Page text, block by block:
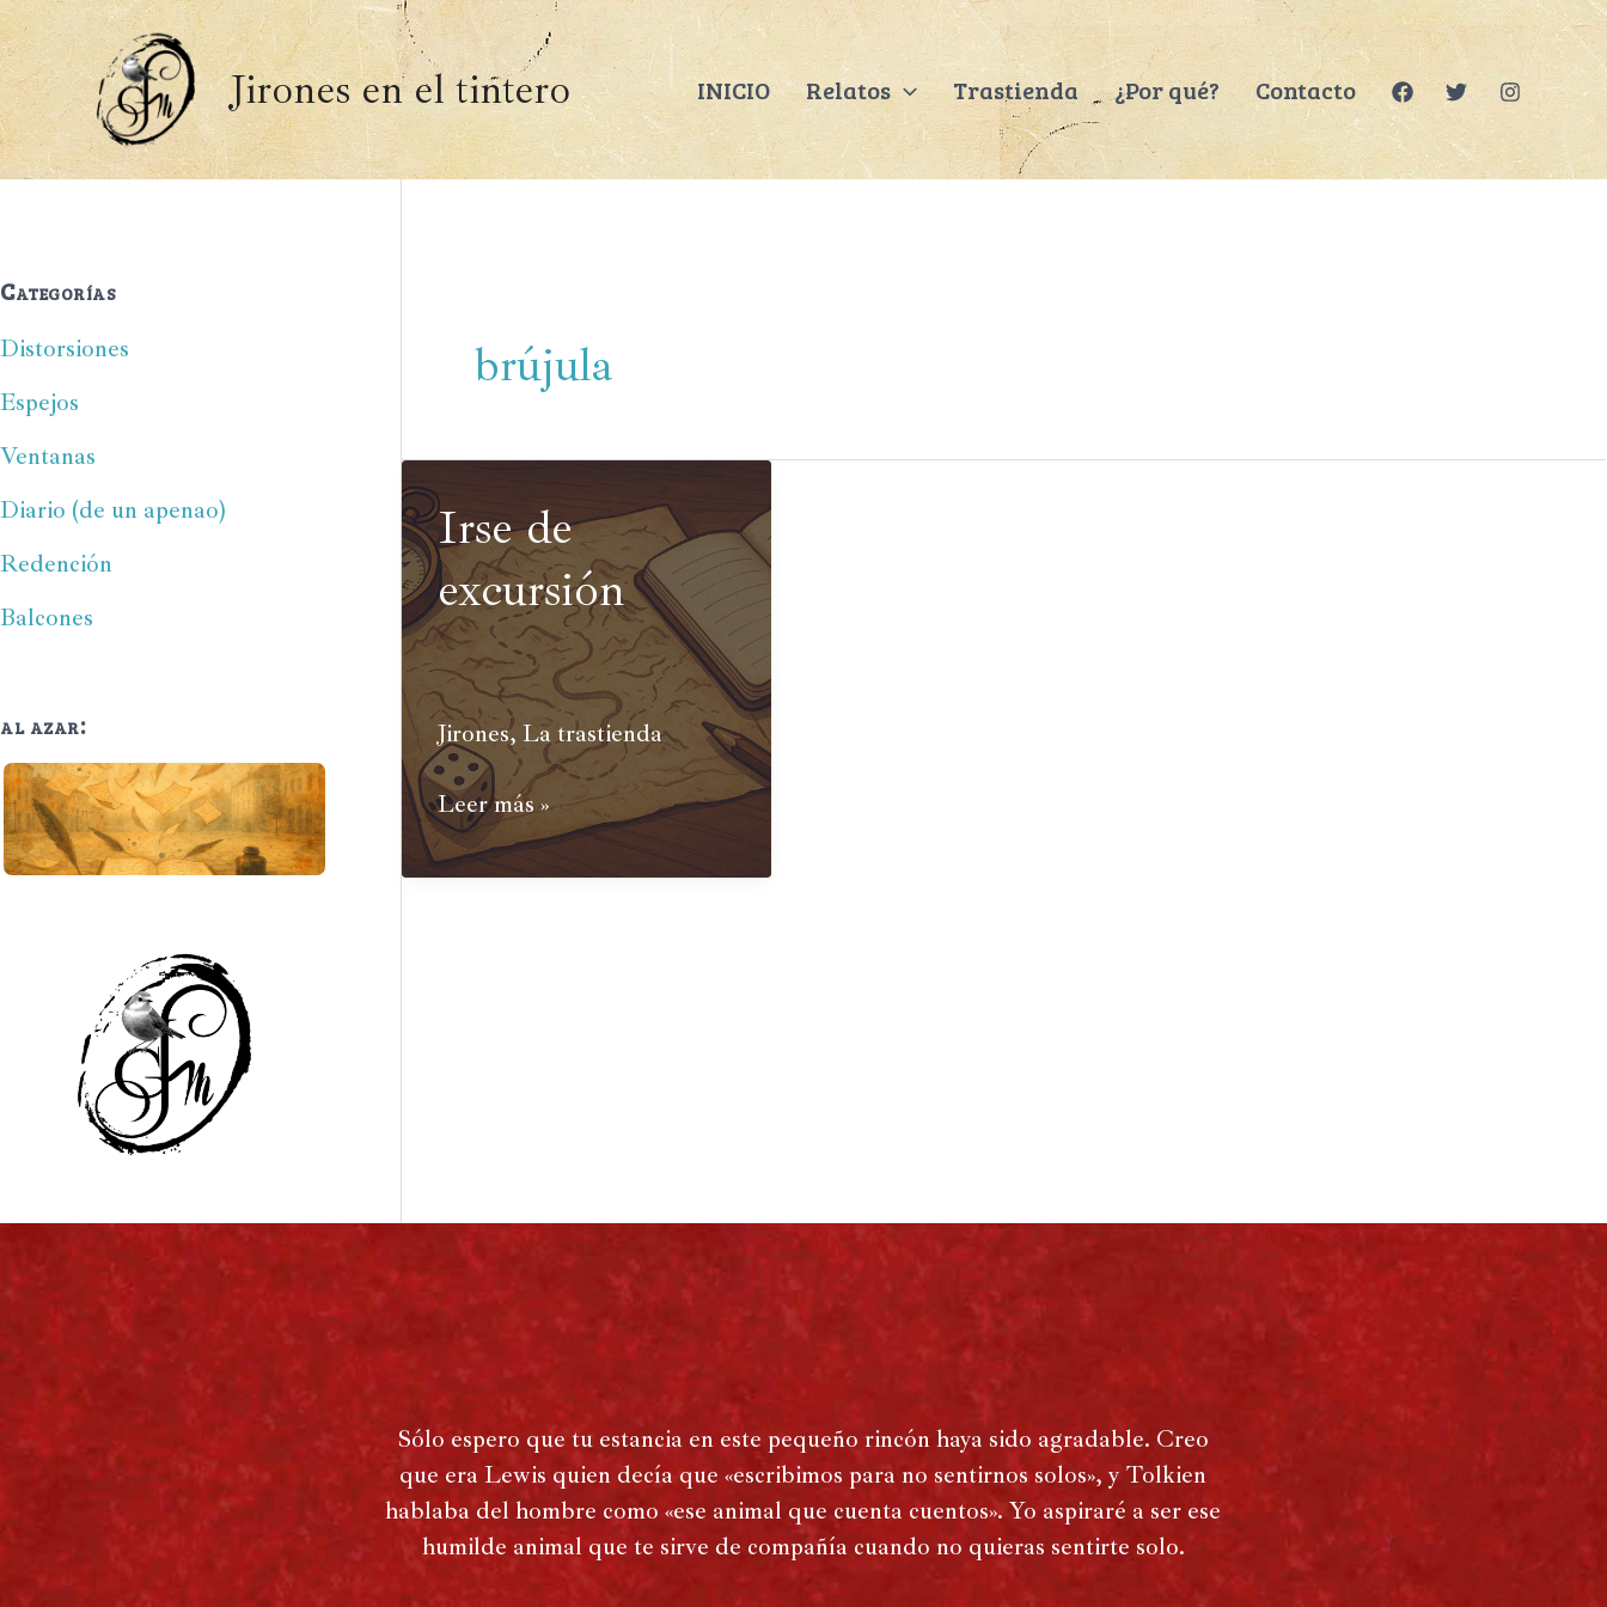
Ir
al
contenido
Jirones en el tintero INICIO Relatos Trastienda ¿Por qué? Contacto
Categorías
Distorsiones
Espejos
Ventanas
Diario (de un apenao)
Redención
Balcones
al azar:
brújula
Irse de
excursión
Jirones, La trastienda
Irse
de
excursión
Leer más »
Sólo espero que tu estancia en este pequeño rincón haya sido agradable. Creo
que era Lewis quien decía que «escribimos para no sentirnos solos», y Tolkien
hablaba del hombre como «ese animal que cuenta cuentos». Yo aspiraré a ser ese
humilde animal que te sirve de compañía cuando no quieras sentirte solo.